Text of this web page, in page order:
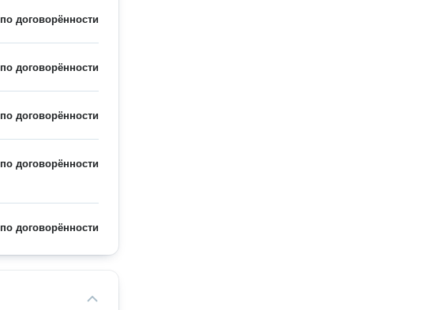
по договорённости
по договорённости
по договорённости
по договорённости
по договорённости